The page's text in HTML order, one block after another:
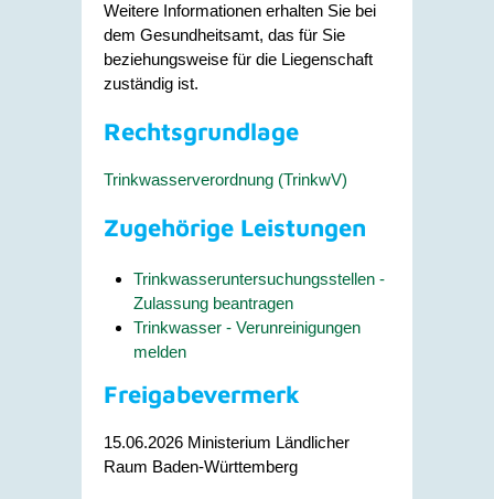
Weitere Informationen erhalten Sie bei
dem Gesundheitsamt, das für Sie
beziehungsweise für die Liegenschaft
zuständig ist.
Rechtsgrundlage
Trinkwasserverordnung (TrinkwV)
Zugehörige Leistungen
Trinkwasseruntersuchungsstellen -
Zulassung beantragen
Trinkwasser - Verunreinigungen
melden
Freigabevermerk
15.06.2026 Ministerium Ländlicher
Raum Baden-Württemberg